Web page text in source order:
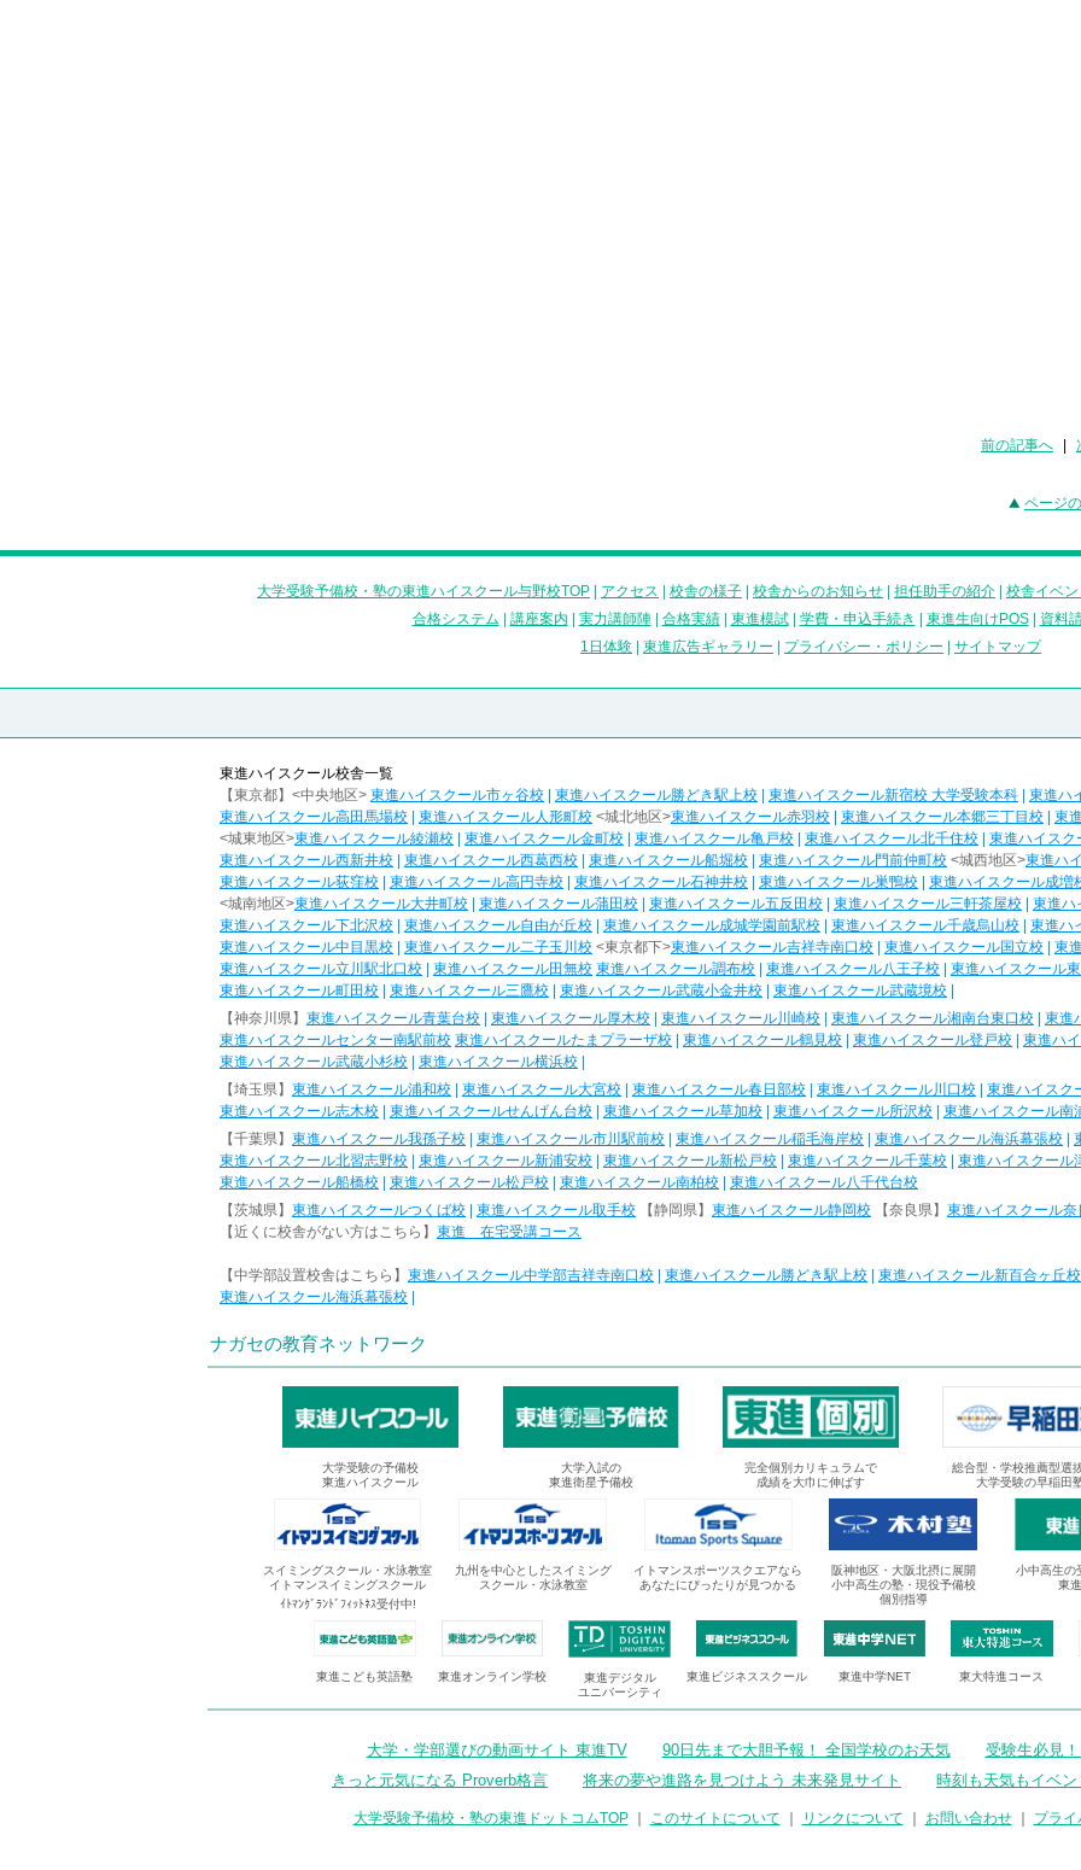
前の記事へ
ページ
大学受験予備校・塾の東進ハイスクール与野校TOP アクセス 校舎の様子 校舎からのお知らせ 担任助手の紹介
校舎イベ
合格システム
講座案内 実力講師陣| 合格実績| 東進模試| 学費・申込手続き 東進生向けPOS|
資料
1日体験
東進広告ギャラリー プライバシー・ポリシー サイトマップ
東進ハイスクール校舎一覧
【東京都】<中央地区> 東進ハイスクール市ヶ谷校 東進ハイスクール勝どき駅上校 東進ハイスクール新宿校 大学受験本科
東進ハ
東進ハイスクール高田馬場校
東進ハイスクール人形町校 <城北地区>東進ハイスクール赤羽校 東進ハイスクール本郷三丁目校
東
<城東地区>東進ハイスクール綾瀬校 東進ハイスクール金町校 東進ハイスクール亀戸校 東進ハイスクール北千住校
東進ハイスク
東進ハイスクール西新井校
東進ハイスクール西葛西校 東進ハイスクール船堀校 東進ハイスクール門前仲町校 <城西地区>東進ハ
東進ハイスクール荻窪校
東進ハイスクール高円寺校 東進ハイスクール石神井校 東進ハイスクール巣鴨校
東進ハイスクール成増
<城南地区>東進ハイスクール大井町校 東進ハイスクール蒲田校 東進ハイスクール五反田校 東進ハイスクール三軒茶屋校
東進ハ
東進ハイスクール下北沢校
東進ハイスクール自由が丘校 東進ハイスクール成城学園前駅校 東進ハイスクール千歳烏山校
東進ハ
東進ハイスクール中目黒校
東進ハイスクール二子玉川校 <東京都下>東進ハイスクール吉祥寺南口校 東進ハイスクール国立校
東
東進ハイスクール立川駅北口校
東進ハイスクール田無校 東進ハイスクール調布校 東進ハイスクール八王子校
東進ハイスクール
東進ハイスクール町田校
東進ハイスクール三鷹校 東進ハイスクール武蔵小金井校 東進ハイスクール武蔵境校
【神奈川県】 東進ハイスクール青葉台校 東進ハイスクール厚木校 東進ハイスクール川崎校 東進ハイスクール湘南台東口校
東進
東進ハイスクールセンター南駅前校 東進ハイスクールたまプラーザ校 東進ハイスクール鶴見校 東進ハイスクール登戸校
東進ハ
東進ハイスクール武蔵小杉校
東進ハイスクール横浜校
【埼玉県】 東進ハイスクール浦和校 東進ハイスクール大宮校 東進ハイスクール春日部校 東進ハイスクール川口校
東進ハイスク
東進ハイスクール志木校
東進ハイスクールせんげん台校 東進ハイスクール草加校 東進ハイスクール所沢校
東進ハイスクール南
【千葉県】 東進ハイスクール我孫子校 東進ハイスクール市川駅前校 東進ハイスクール稲毛海岸校 東進ハイスクール海浜幕張校
東進ハイスクール北習志野校
東進ハイスクール新浦安校 東進ハイスクール新松戸校 東進ハイスクール千葉校
東進ハイスクール
東進ハイスクール船橋校
東進ハイスクール松戸校 東進ハイスクール南柏校
東進ハイスクール八千代台校
【茨城県】 東進ハイスクールつくば校 東進ハイスクール取手校 【静岡県】 東進ハイスクール静岡校 【奈良県】 東進ハイスクール奈
【近くに校舎がない方はこちら】 東進 在宅受講コース
【中学部設置校舎はこちら】 東進ハイスクール中学部吉祥寺南口校 東進ハイスクール勝どき駅上校
東進ハイスクール新百合ヶ丘校
東進ハイスクール海浜幕張校
ナガセの教育ネットワーク
大学受験の予備校
東進ハイスクール
大学入試の
東進衛星予備校
完全個別カリキュラムで
成績を大巾に伸ばす
総合型・学校推薦型選
大学受験の早稲田
スイミングスクール・水泳教室
イトマンスイミングスクール
ｲﾄﾏﾝｸﾞﾗﾝﾄﾞﾌｨｯﾄﾈｽ受付中!
九州を中心としたスイミング
スクール・水泳教室
イトマンスポーツスクエアなら
あなたにぴったりが見つかる
阪神地区・大阪北摂に展開
小中高生の塾・現役予備校
個別指導
小中高生の
東
東進こども英語塾 東進オンライン学校
東進デジタル
ユニバーシティ
東進ビジネススクール 東進中学NET 東大特進コース
大学・学部選びの動画サイト 東進TV 90日先まで大胆予報！ 全国学校のお天気
受験生必見
きっと元気になる Proverb格言
将来の夢や進路を見つけよう 未来発見サイト 時刻も天気もイベ
大学受験予備校・塾の東進ドットコムTOP｜ このサイトについて リンクについて お問い合わせ｜ プラ